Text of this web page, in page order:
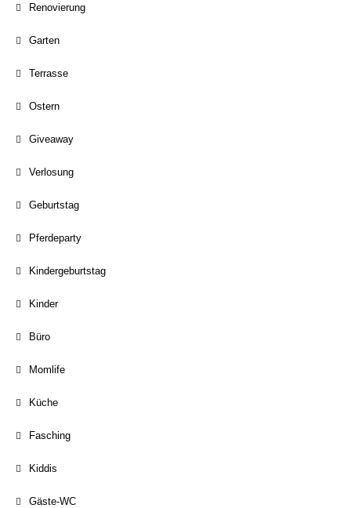
Renovierung
Garten
Terrasse
Ostern
Giveaway
Verlosung
Geburtstag
Pferdeparty
Kindergeburtstag
Kinder
Büro
Momlife
Küche
Fasching
Kiddis
Gäste-WC